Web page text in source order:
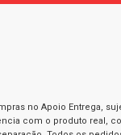
no Apoio Entrega,
com o produto real,